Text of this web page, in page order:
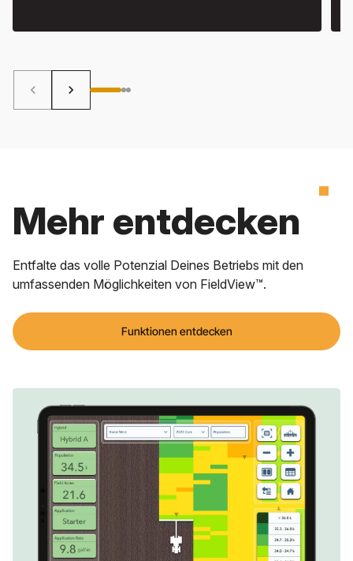
keyboard_arrow_left keyboard_arrow_right
Mehr entdecken
Entfalte das volle Potenzial Deines Betriebs mit den
umfassenden Möglichkeiten von FieldView™.
Funktionen entdecken